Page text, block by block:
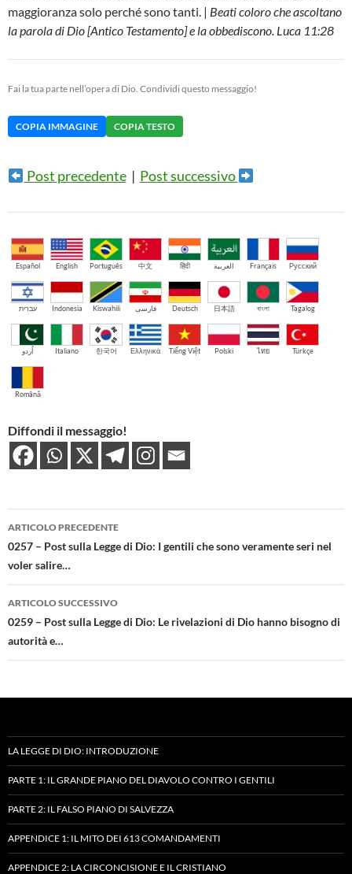
maggioranza solo perché sono tanti. | Beati coloro che ascoltano
la parola di Dio [Antico Testamento] e la obbediscono. Luca 11:28
Fai la tua parte nell’opera di Dio. Condividi questo messaggio!
COPIA IMMAGINE COPIA TESTO
Post precedente| Post successivo
Español English Português 中文 हिंदी العربية Français Русский
עברית Indonesia Kiswahili فارسی Deutsch 日本語 বাংলা Tagalog
اُردو Italiano 한국어 Ελληνικά Tiếng Việt Polski ไทย Türkçe
Română
Diffondi il messaggio!
Navigazione
articolo
ARTICOLO PRECEDENTE
0257 – Post sulla Legge di Dio: I gentili che sono veramente seri nel
voler salire…
ARTICOLO SUCCESSIVO
0259 – Post sulla Legge di Dio: Le rivelazioni di Dio hanno bisogno di
autorità e…
LA LEGGE DI DIO: INTRODUZIONE
PARTE 1: IL GRANDE PIANO DEL DIAVOLO CONTRO I GENTILI
PARTE 2: IL FALSO PIANO DI SALVEZZA
APPENDICE 1: IL MITO DEI 613 COMANDAMENTI
APPENDICE 2: LA CIRCONCISIONE E IL CRISTIANO